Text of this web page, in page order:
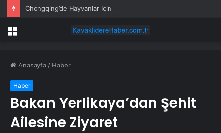
Chongqing’de Hayvanlar İçin Yaz Serinletme Önlemleri
Menü
Anasayfa / Haber
Haber
Bakan Yerlikaya’dan Şehit
Ailesine Ziyaret